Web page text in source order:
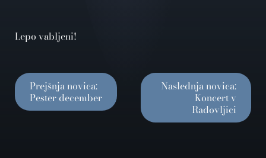
Lepo vabljeni!
Prejšnja novica:
Pester december
Naslednja novica:
Koncert v
Radovljici